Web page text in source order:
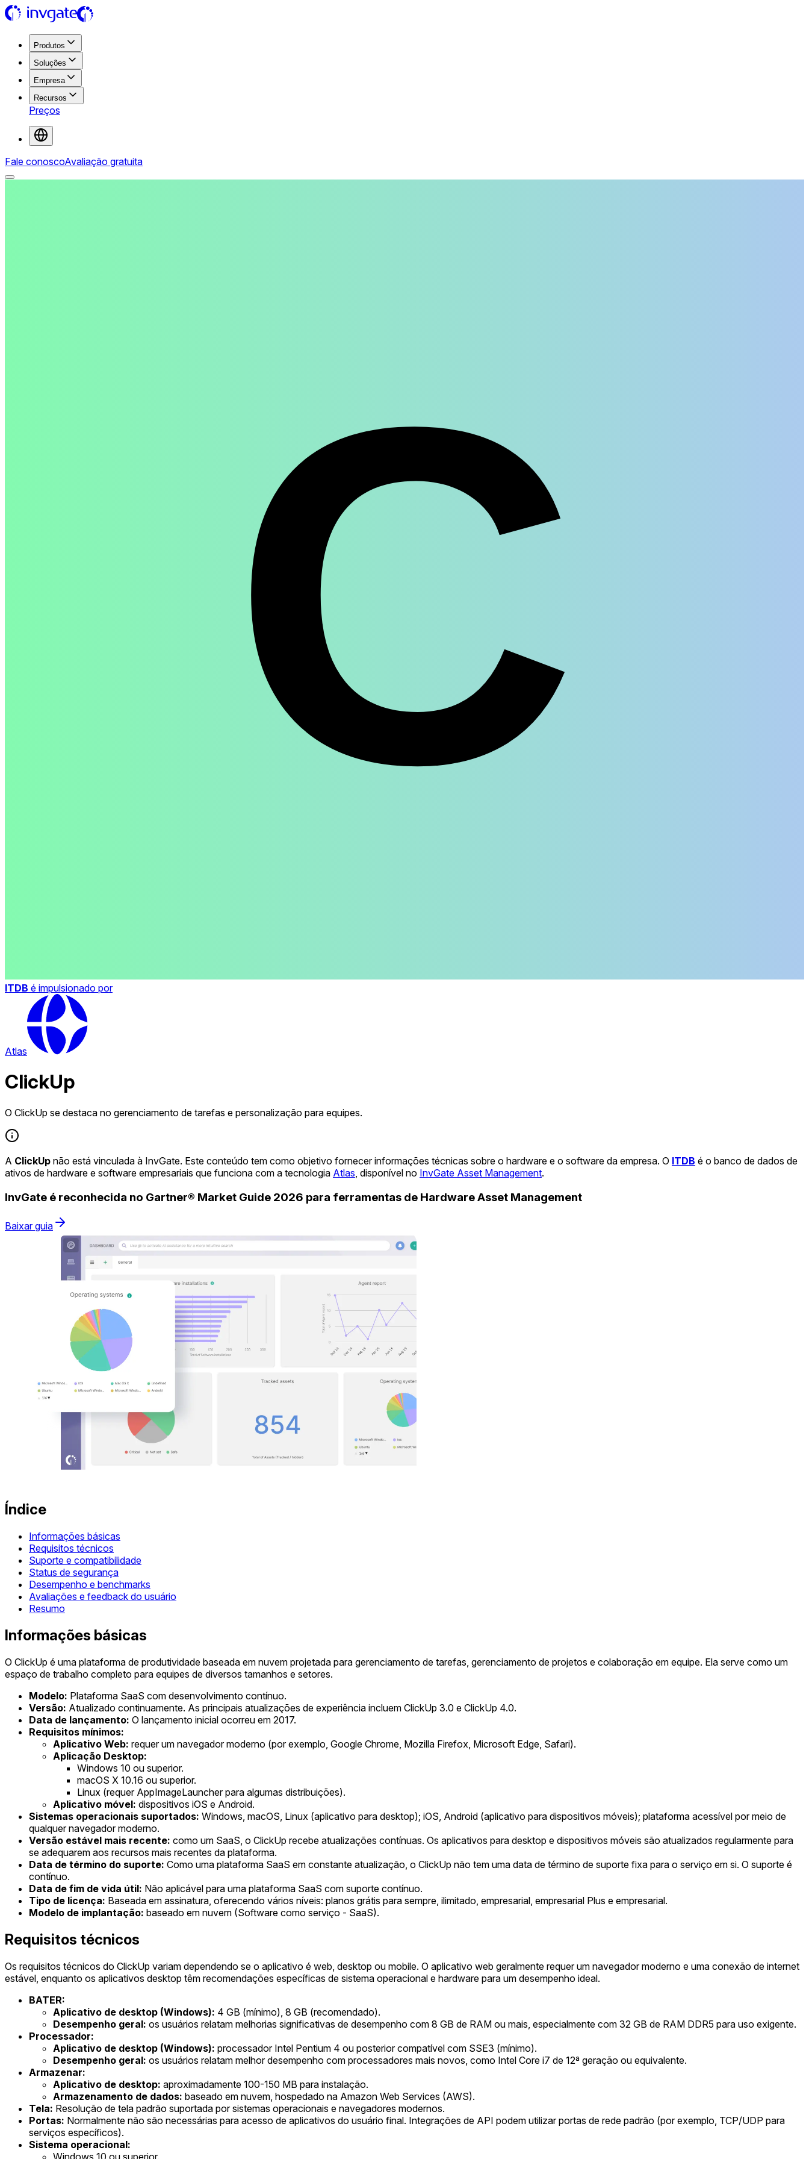
Produtos
Soluções
Empresa
Recursos
Preços
Fale conoscoAvaliação gratuita
ITDB é impulsionado por
Atlas
ClickUp
O ClickUp se destaca no gerenciamento de tarefas e personalização para equipes.
A ClickUp não está vinculada à InvGate. Este conteúdo tem como objetivo fornecer informações técnicas sobre o hardware e o software da empresa. O ITDB é o banco de dados de
ativos de hardware e software empresariais que funciona com a tecnologia Atlas , disponível no InvGate Asset Management.
InvGate é reconhecida no Gartner® Market Guide 2026 para ferramentas de Hardware Asset Management
Baixar guia
Índice
Informações básicas
Requisitos técnicos
Suporte e compatibilidade
Status de segurança
Desempenho e benchmarks
Avaliações e feedback do usuário
Resumo
Informações básicas
O ClickUp é uma plataforma de produtividade baseada em nuvem projetada para gerenciamento de tarefas, gerenciamento de projetos e colaboração em equipe. Ela serve como um
espaço de trabalho completo para equipes de diversos tamanhos e setores.
Modelo: Plataforma SaaS com desenvolvimento contínuo.
Versão: Atualizado continuamente. As principais atualizações de experiência incluem ClickUp 3.0 e ClickUp 4.0.
Data de lançamento: O lançamento inicial ocorreu em 2017.
Requisitos mínimos:
Aplicativo Web: requer um navegador moderno (por exemplo, Google Chrome, Mozilla Firefox, Microsoft Edge, Safari).
Aplicação Desktop:
Windows 10 ou superior.
macOS X 10.16 ou superior.
Linux (requer AppImageLauncher para algumas distribuições).
Aplicativo móvel: dispositivos iOS e Android.
Sistemas operacionais suportados: Windows, macOS, Linux (aplicativo para desktop); iOS, Android (aplicativo para dispositivos móveis); plataforma acessível por meio de
qualquer navegador moderno.
Versão estável mais recente: como um SaaS, o ClickUp recebe atualizações contínuas. Os aplicativos para desktop e dispositivos móveis são atualizados regularmente para
se adequarem aos recursos mais recentes da plataforma.
Data de término do suporte: Como uma plataforma SaaS em constante atualização, o ClickUp não tem uma data de término de suporte fixa para o serviço em si. O suporte é
contínuo.
Data de fim de vida útil: Não aplicável para uma plataforma SaaS com suporte contínuo.
Tipo de licença: Baseada em assinatura, oferecendo vários níveis: planos grátis para sempre, ilimitado, empresarial, empresarial Plus e empresarial.
Modelo de implantação: baseado em nuvem (Software como serviço - SaaS).
Requisitos técnicos
Os requisitos técnicos do ClickUp variam dependendo se o aplicativo é web, desktop ou mobile. O aplicativo web geralmente requer um navegador moderno e uma conexão de internet
estável, enquanto os aplicativos desktop têm recomendações específicas de sistema operacional e hardware para um desempenho ideal.
BATER:
Aplicativo de desktop (Windows): 4 GB (mínimo), 8 GB (recomendado).
Desempenho geral: os usuários relatam melhorias significativas de desempenho com 8 GB de RAM ou mais, especialmente com 32 GB de RAM DDR5 para uso exigente.
Processador:
Aplicativo de desktop (Windows): processador Intel Pentium 4 ou posterior compatível com SSE3 (mínimo).
Desempenho geral: os usuários relatam melhor desempenho com processadores mais novos, como Intel Core i7 de 12ª geração ou equivalente.
Armazenar:
Aplicativo de desktop: aproximadamente 100-150 MB para instalação.
Armazenamento de dados: baseado em nuvem, hospedado na Amazon Web Services (AWS).
Tela: Resolução de tela padrão suportada por sistemas operacionais e navegadores modernos.
Portas: Normalmente não são necessárias para acesso de aplicativos do usuário final. Integrações de API podem utilizar portas de rede padrão (por exemplo, TCP/UDP para
serviços específicos).
Sistema operacional:
Windows 10 ou superior.